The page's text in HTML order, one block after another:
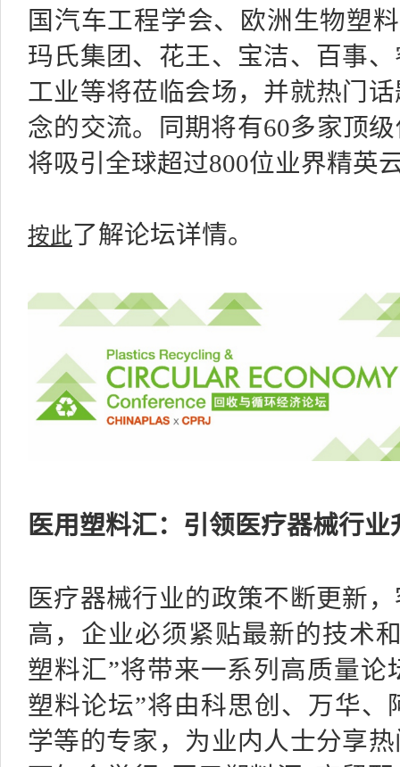
国汽车工程学会、欧洲生物塑
玛氏集团、花王、宝洁、百事
工业等将莅临会场，并就热门
念的交流。同期将有60多家顶
将吸引全球超过800位业界精英
按此了解论坛详情。
医用塑料汇：引领医疗器械行业
医疗器械行业的政策不断更新
高，企业必须紧贴最新的技术
塑料汇”将带来一系列高质量
塑料论坛”将由科思创、万华
学等的专家，为业内人士分享